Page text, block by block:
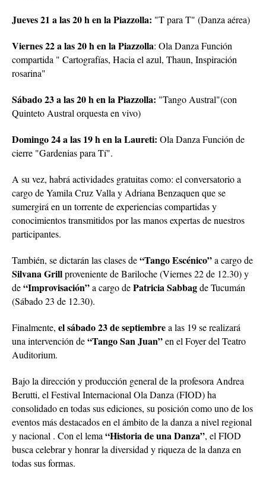
Jueves 21 a las 20 h en la Piazzolla: "T para T" (Danza aérea)
Viernes 22 a las 20 h en la Piazzolla: Ola Danza Función
compartida " Cartografías, Hacia el azul, Thaun, Inspiración
rosarina"
Sábado 23 a las 20 h en la Piazzolla: "Tango Austral"(con
Quinteto Austral orquesta en vivo)
Domingo 24 a las 19 h en la Laureti: Ola Danza Función de
cierre "Gardenias para Tí".
A su vez, habrá actividades gratuitas como: el conversatorio a
cargo de Yamila Cruz Valla y Adriana Benzaquen que se
sumergirá en un torrente de experiencias compartidas y
conocimientos transmitidos por las manos expertas de nuestros
participantes.
También, se dictarán las clases de“Tango Escénico”a cargo de
Silvana Grillproveniente de Bariloche (Viernes 22 de 12.30) y
de“Improvisación”a cargo dePatricia Sabbagde Tucumán
(Sábado 23 de 12.30).
Finalmente, el sábado 23 de septiembrea las 19 se realizará
una intervención de“Tango San Juan”en el Foyer del Teatro
Auditorium.
Bajo la dirección y producción general de la profesora Andrea
Berutti, el Festival Internacional Ola Danza (FIOD) ha
consolidado en todas sus ediciones, su posición como uno de los
eventos más destacados en el ámbito de la danza a nivel regional
y nacional . Con el lema “Historia de una Danza”, el FIOD
busca celebrar y honrar la diversidad y riqueza de la danza en
todas sus formas.